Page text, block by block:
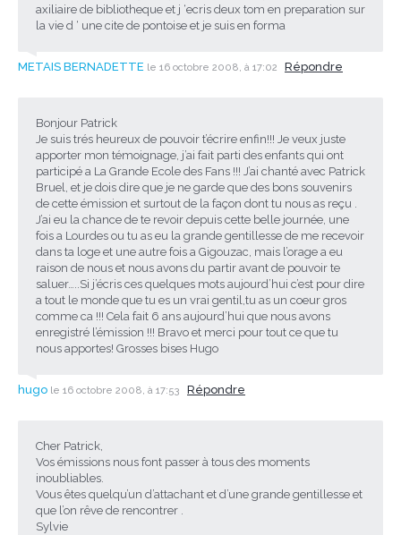
axiliaire de bibliotheque et j ‘ecris deux tom en preparation sur
la vie d ‘ une cite de pontoise et je suis en forma
METAIS BERNADETTE le 16 octobre 2008, à 17:02 Répondre
Bonjour Patrick
Je suis trés heureux de pouvoir t’écrire enfin!!! Je veux juste
apporter mon témoignage, j’ai fait parti des enfants qui ont
participé a La Grande Ecole des Fans !!! J’ai chanté avec Patrick
Bruel, et je dois dire que je ne garde que des bons souvenirs
de cette émission et surtout de la façon dont tu nous as reçu .
J’ai eu la chance de te revoir depuis cette belle journée, une
fois a Lourdes ou tu as eu la grande gentillesse de me recevoir
dans ta loge et une autre fois a Gigouzac, mais l’orage a eu
raison de nous et nous avons du partir avant de pouvoir te
saluer…..Si j’écris ces quelques mots aujourd’hui c’est pour dire
a tout le monde que tu es un vrai gentil,tu as un coeur gros
comme ca !!! Cela fait 6 ans aujourd’hui que nous avons
enregistré l’émission !!! Bravo et merci pour tout ce que tu
nous apportes! Grosses bises Hugo
hugo le 16 octobre 2008, à 17:53 Répondre
Cher Patrick,
Vos émissions nous font passer à tous des moments
inoubliables.
Vous êtes quelqu’un d’attachant et d’une grande gentillesse et
que l’on rêve de rencontrer .
Sylvie